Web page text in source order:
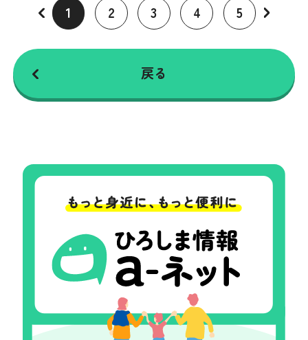
1 2 3 4 5
戻る